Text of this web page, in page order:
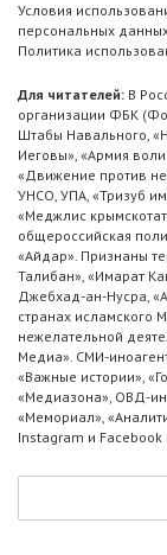
Условия
персональных
Политика
Для читателей: В
организации ФБК
Штабы Навального,
Иеговы», «Армия
«Движение против
УНСО, УПА, «Тризуб
«Меджлис
общероссийская
«Айдар». Признаны
Талибан», «Имарат
Джебхад-ан-Нусра,
странах исламского
нежелательной
Медиа». СМИ-
«Важные истории»,
«Медиазона», ОВД-
«Мемориал»,
Instagram и